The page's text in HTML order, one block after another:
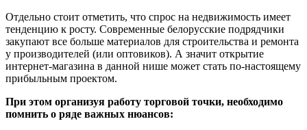
Отдельно стоит отметить, что спрос на недвижимость имеет
тенденцию к росту. Современные белорусские подрядчики
закупают все больше материалов для строительства и ремонта
у производителей (или оптовиков). А значит открытие
интернет-магазина в данной нише может стать по-настоящему
прибыльным проектом.
При этом организуя работу торговой точки, необходимо
помнить о ряде важных нюансов: